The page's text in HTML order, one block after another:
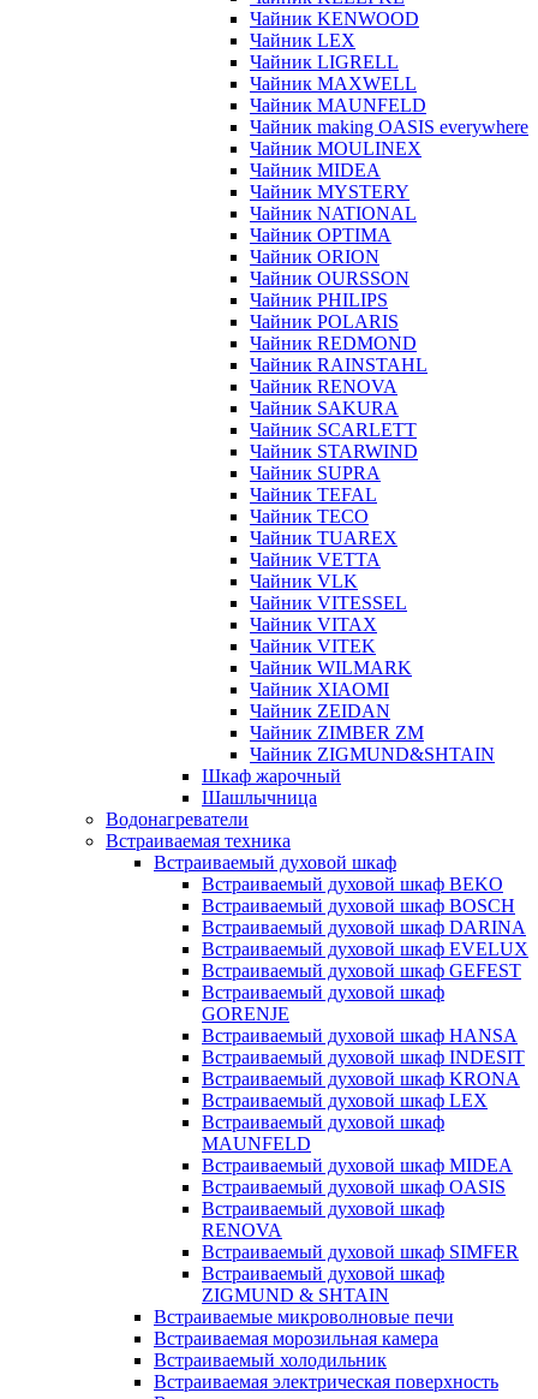
Чайник KENWOOD
Чайник LEX
Чайник LIGRELL
Чайник MAXWELL
Чайник MAUNFELD
Чайник making OASIS everywhere
Чайник MOULINEX
Чайник MIDEA
Чайник MYSTERY
Чайник NATIONAL
Чайник OPTIMA
Чайник ORION
Чайник OURSSON
Чайник PHILIPS
Чайник POLARIS
Чайник REDMOND
Чайник RAINSTAHL
Чайник RENOVA
Чайник SAKURA
Чайник SCARLETT
Чайник STARWIND
Чайник SUPRA
Чайник TEFAL
Чайник TECO
Чайник TUAREX
Чайник VETTA
Чайник VLK
Чайник VITESSEL
Чайник VITAX
Чайник VITEK
Чайник WILMARK
Чайник XIAOMI
Чайник ZEIDAN
Чайник ZIMBER ZM
Чайник ZIGMUND&SHTAIN
Шкаф жарочный
Шашлычница
Водонагреватели
Встраиваемая техника
Встраиваемый духовой шкаф
Встраиваемый духовой шкаф BEKO
Встраиваемый духовой шкаф BOSCH
Встраиваемый духовой шкаф DARINA
Встраиваемый духовой шкаф EVELUX
Встраиваемый духовой шкаф GEFEST
Встраиваемый духовой шкаф
GORENJE
Встраиваемый духовой шкаф HANSA
Встраиваемый духовой шкаф INDESIT
Встраиваемый духовой шкаф KRONA
Встраиваемый духовой шкаф LEX
Встраиваемый духовой шкаф
MAUNFELD
Встраиваемый духовой шкаф MIDEA
Встраиваемый духовой шкаф OASIS
Встраиваемый духовой шкаф
RENOVA
Встраиваемый духовой шкаф SIMFER
Встраиваемый духовой шкаф
ZIGMUND & SHTAIN
Встраиваемые микроволновые печи
Встраиваемая морозильная камера
Встраиваемый холодильник
Встраиваемая электрическая поверхность